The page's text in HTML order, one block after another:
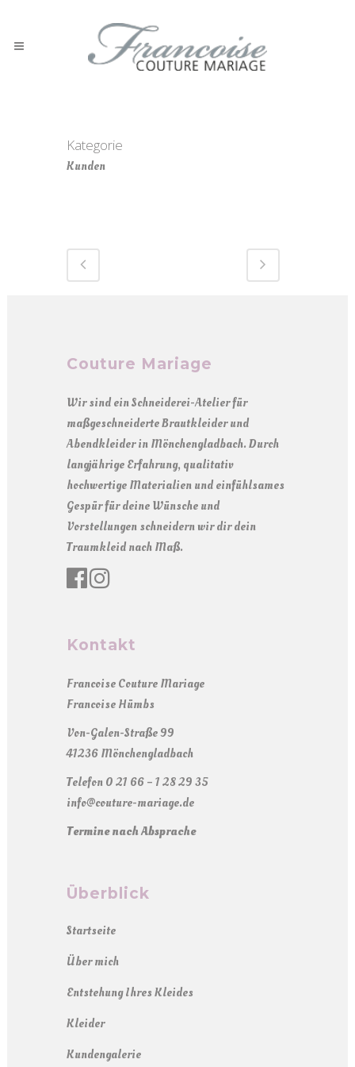
Kategorie
Kunden
Couture Mariage
Wir sind ein Schneiderei-Atelier für
maßgeschneiderte Brautkleider und
Abendkleider in Mönchengladbach. Durch
langjährige Erfahrung, qualitativ
hochwertige Materialien und einfühlsames
Gespür für deine Wünsche und
Vorstellungen schneidern wir dir dein
Traumkleid nach Maß.
Kontakt
Francoise Couture Mariage
Francoise Hümbs
Von-Galen-Straße 99
41236 Mönchengladbach
Telefon 0 21 66 – 1 28 29 35
info@couture-mariage.de
Termine nach Absprache
Überblick
Startseite
Über mich
Entstehung Ihres Kleides
Kleider
Kundengalerie